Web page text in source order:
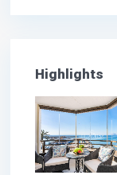
Highlights